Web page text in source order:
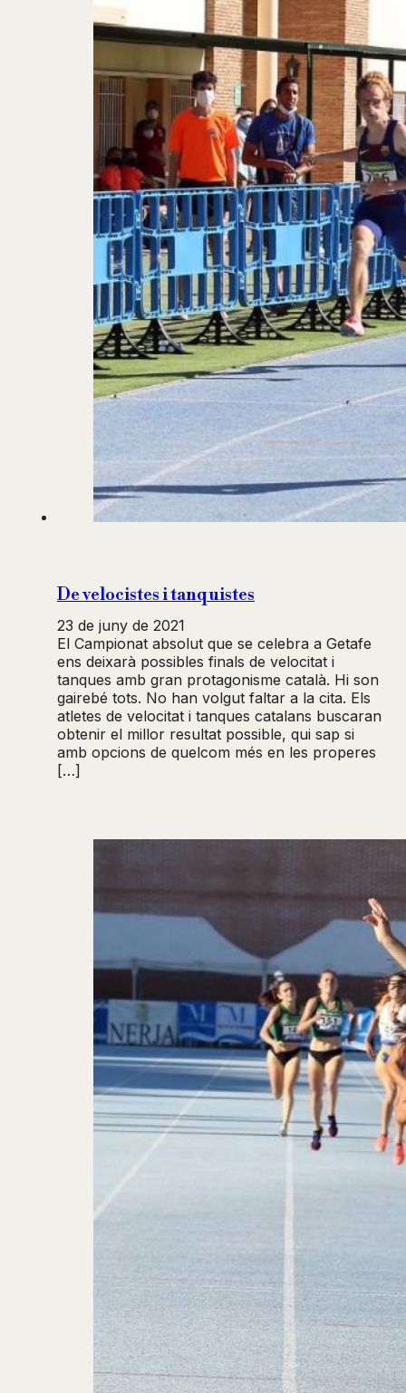
De velocistes i tanquistes
23 de juny de 2021
El Campionat absolut que se celebra a Getafe
ens deixarà possibles finals de velocitat i
tanques amb gran protagonisme català. Hi son
gairebé tots. No han volgut faltar a la cita. Els
atletes de velocitat i tanques catalans buscaran
obtenir el millor resultat possible, qui sap si
amb opcions de quelcom més en les properes
[…]